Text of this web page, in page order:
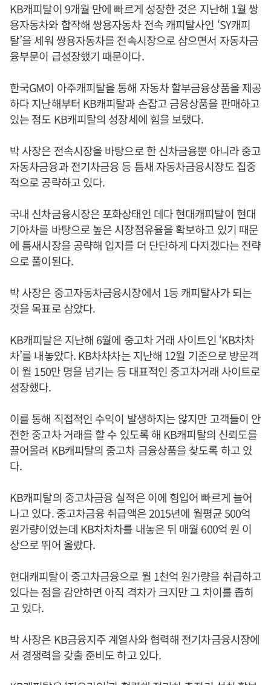
KB캐피탈이 9개월 만에 빠르게 성장한 것은 지난해 1월 쌍
용자동차와 합작해 쌍용자동차 전속 캐피탈사인 ‘SY캐피
탈’을 세워 쌍용자동차를 전속시장으로 삼으면서 자동차금
융부문이 급성장했기 때문이다.
한국GM이 아주캐피탈을 통해 자동차 할부금융상품을 제공
하다 지난해부터 KB캐피탈과 손잡고 금융상품을 판매하고
있는 점도 KB캐피탈의 성장세에 힘을 보탰다.
박 사장은 전속시장을 바탕으로 한 신차금융뿐 아니라 중고
자동차금융과 전기차금융 등 틈새 자동차금융시장도 집중
적으로 공략하고 있다.
국내 신차금융시장은 포화상태인 데다 현대캐피탈이 현대
기아차를 바탕으로 높은 시장점유율을 확보하고 있기 때문
에 틈새시장을 공략해 입지를 더 단단하게 다지겠다는 전략
으로 풀이된다.
박 사장은 중고자동차금융시장에서 1등 캐피탈사가 되는
것을 목표로 삼았다.
KB캐피탈은 지난해 6월에 중고차 거래 사이트인 ‘KB차차
차’를 내놓았다. KB차차차는 지난해 12월 기준으로 방문객
이 월 150만 명을 넘기는 등 대표적인 중고차거래 사이트로
성장했다.
이를 통해 직접적인 수익이 발생하지는 않지만 고객들이 안
전한 중고차 거래를 할 수 있도록 해 KB캐피탈의 신뢰도를
끌어올려 KB캐피탈의 중고차 금융상품을 찾도록 하고 있
다.
KB캐피탈의 중고차금융 실적은 이에 힘입어 빠르게 늘어
나고 있다. 중고차금융 취급액은 2015년에 월평균 500억
원가량이었는데 KB차차차를 내놓은 뒤 매월 600억 원 이
상으로 뛰어 올랐다.
현대캐피탈이 중고차금융으로 월 1천억 원가량을 취급하고
있다는 점을 감안하면 아직 격차가 크지만 그 차이를 좁히
고 있다.
박 사장은 KB금융지주 계열사와 협력해 전기차금융시장에
서 경쟁력을 갖출 준비도 하고 있다.